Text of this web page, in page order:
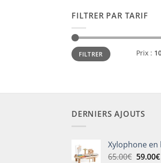
FILTRER PAR TARIF
Prix
min
Prix
maxFILTRER Prix :
DERNIERS AJOUTS
Xylophone en
65.00€ Le
59.00€